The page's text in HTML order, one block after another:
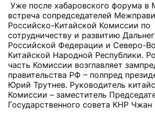
Уже после хабаровского форума в
встреча сопредседателей
Российско-Китайской Комиссии по
сотрудничеству и развитию
Российской Федерации и Северо-
Китайской Народной Республики.
часть Комиссии возглавляет
правительства РФ – полпред
Юрий Трутнев. Руководитель
Комиссии – заместитель
Государственного совета КНР Чжан